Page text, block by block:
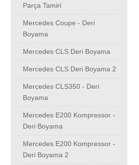
Parça Tamiri
Mercedes Coupe - Deri
Boyama
Mercedes CLS Deri Boyama
Mercedes CLS Deri Boyama 2
Mercedes CLS350 - Deri
Boyama
Mercedes E200 Kompressor -
Deri Boyama
Mercedes E200 Kompressor -
Deri Boyama 2